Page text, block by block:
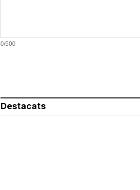
0/500
Destacats